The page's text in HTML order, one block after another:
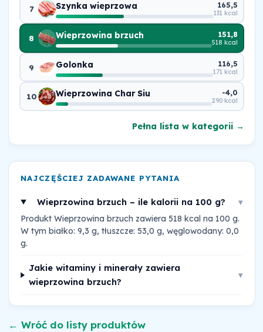
7 Szynka wieprzowa 165,5
131 kcal
8 Wieprzowina brzuch 151,8
518 kcal
9 Golonka 116,5
171 kcal
10 Wieprzowina Char Siu -4,0
290 kcal
Pełna lista w kategorii →
NAJCZĘŚCIEJ ZADAWANE PYTANIA
Wieprzowina brzuch – ile kalorii na 100 g? ▾
Produkt Wieprzowina brzuch zawiera 518 kcal na 100 g.
W tym białko: 9,3 g, tłuszcze: 53,0 g, węglowodany: 0,0
g.
Jakie witaminy i minerały zawiera
wieprzowina brzuch?
▾
← Wróć do listy produktów